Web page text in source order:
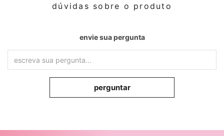
dúvidas sobre o produto
envie sua pergunta
perguntar